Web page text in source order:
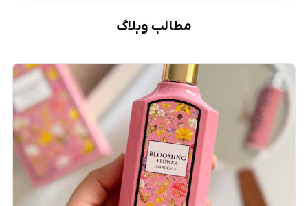
مطالب وبلاگ